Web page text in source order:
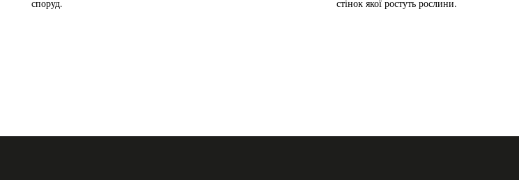
споруд.
стінок якої ростуть рослини.